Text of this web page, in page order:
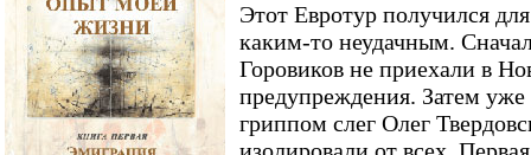
Этот Евротур получился
каким-то неудачным.
Горовиков не приехали в
предупреждения. Затем
гриппом слег Олег